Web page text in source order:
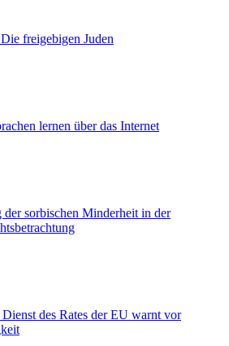
freigebigen Juden
lernen über das Internet
sorbischen Minderheit in der
des Rates der EU warnt vor